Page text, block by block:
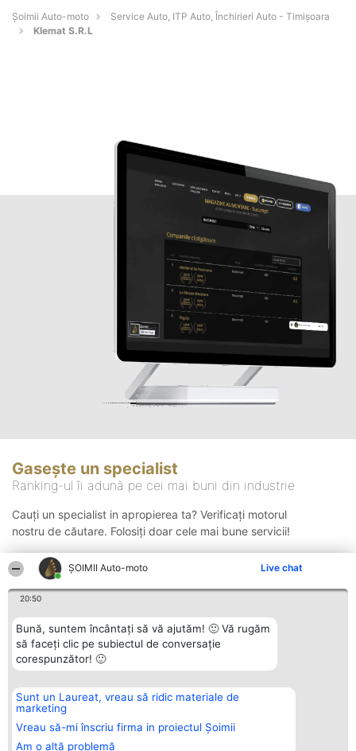
ȘOIMII Auto-moto Live chat
20:50
Bună, suntem încântați să vă ajutăm! 🙂 Vă rugăm
să faceți clic pe subiectul de conversație
corespunzător! 🙂
Sunt un Laureat, vreau să ridic materiale de
marketing
Vreau să-mi înscriu firma in proiectul Șoimii
Am o altă problemă
Șoimii Auto-moto
Service Auto, ITP Auto, Închirieri Auto - Timişoara
Klemat S.R.L
Gasește un specialist
Ranking-ul îi adună pe cei mai buni din industrie
Cauți un specialist in apropierea ta? Verificați motorul
nostru de căutare. Folosiți doar cele mai bune servicii!
Organizator Ranking
BRIGHT SOLUTIONS BR SRL
Aleea Timisul De Sus 2 Bl. A30
Sc. A Et. 4 Ap. 13 Cod 061952
București
Plebiscyt
Lista Tuturor
Laureaților
Contact